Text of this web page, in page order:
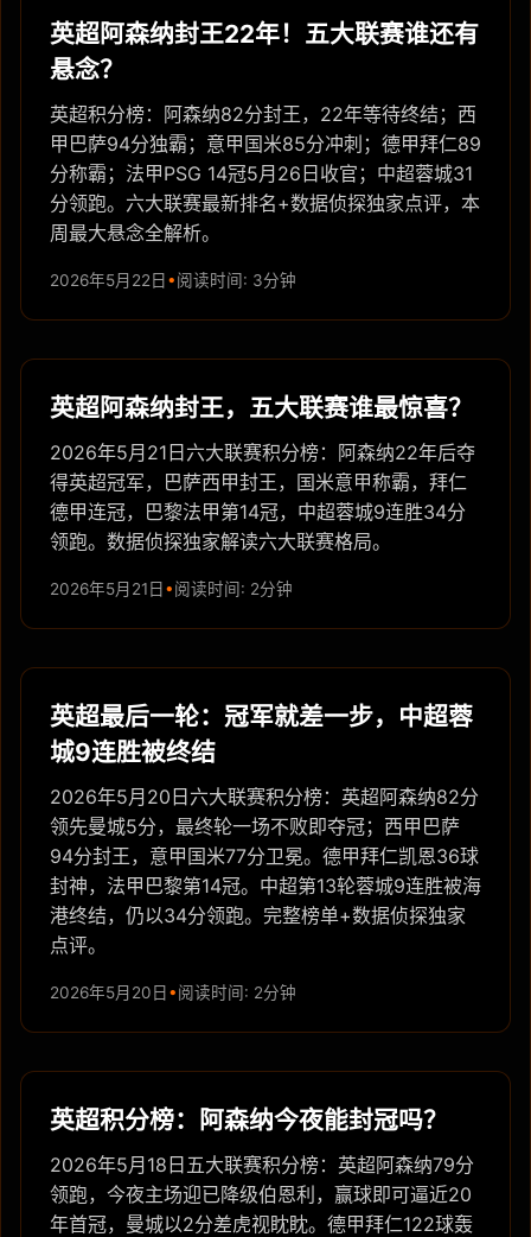
英超阿森纳封王22年！五大联赛谁还有
悬念？
英超积分榜：阿森纳82分封王，22年等待终结；西
甲巴萨94分独霸；意甲国米85分冲刺；德甲拜仁89
分称霸；法甲PSG 14冠5月26日收官；中超蓉城31
分领跑。六大联赛最新排名+数据侦探独家点评，本
周最大悬念全解析。
2026年5月22日 阅读时间: 3分钟
英超阿森纳封王，五大联赛谁最惊喜？
2026年5月21日六大联赛积分榜：阿森纳22年后夺
得英超冠军，巴萨西甲封王，国米意甲称霸，拜仁
德甲连冠，巴黎法甲第14冠，中超蓉城9连胜34分
领跑。数据侦探独家解读六大联赛格局。
2026年5月21日 阅读时间: 2分钟
英超最后一轮：冠军就差一步，中超蓉
城9连胜被终结
2026年5月20日六大联赛积分榜：英超阿森纳82分
领先曼城5分，最终轮一场不败即夺冠；西甲巴萨
94分封王，意甲国米77分卫冕。德甲拜仁凯恩36球
封神，法甲巴黎第14冠。中超第13轮蓉城9连胜被海
港终结，仍以34分领跑。完整榜单+数据侦探独家
点评。
2026年5月20日 阅读时间: 2分钟
英超积分榜：阿森纳今夜能封冠吗？
2026年5月18日五大联赛积分榜：英超阿森纳79分
领跑，今夜主场迎已降级伯恩利，赢球即可逼近20
年首冠，曼城以2分差虎视眈眈。德甲拜仁122球轰